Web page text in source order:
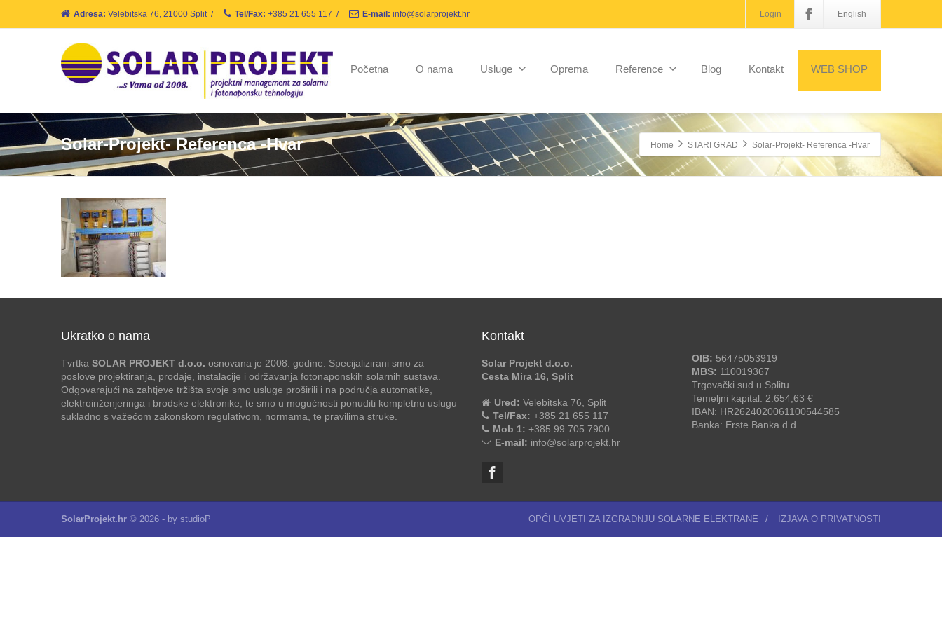
Adresa: Velebitska 76, 21000 Split / Tel/Fax: +385 21 655 117 / E-mail: info@solarprojekt.hr Login English
Početna O nama Usluge Oprema Reference Blog Kontakt WEB SHOP
Solar-Projekt- Referenca -Hvar Home STARI GRAD Solar-Projekt- Referenca -Hvar
Ukratko o nama
Tvrtka SOLAR PROJEKT d.o.o. osnovana je 2008. godine. Specijalizirani smo za
poslove projektiranja, prodaje, instalacije i održavanja fotonaponskih solarnih sustava.
Odgovarajući na zahtjeve tržišta svoje smo usluge proširili i na područja automatike,
elektroinženjeringa i brodske elektronike, te smo u mogućnosti ponuditi kompletnu uslugu
sukladno s važećom zakonskom regulativom, normama, te pravilima struke.
Kontakt
Solar Projekt d.o.o.
Cesta Mira 16, Split
Ured: Velebitska 76, Split
Tel/Fax: +385 21 655 117
Mob 1: +385 99 705 7900
E-mail: info@solarprojekt.hr
OIB: 56475053919
MBS: 110019367
Trgovački sud u Splitu
Temeljni kapital: 2.654,63 €
IBAN: HR2624020061100544585
Banka: Erste Banka d.d.
SolarProjekt.hr © 2026 - by studioP OPĆI UVJETI ZA IZGRADNJU SOLARNE ELEKTRANE / IZJAVA O PRIVATNOSTI